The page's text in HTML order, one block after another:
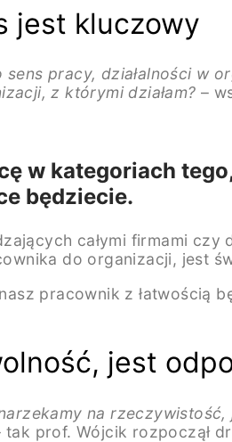
jest kluczowy
pracy, działalności w
z którymi działam? –
w kategoriach
będziecie.
całymi firmami
do organizacji, jest
pracownik z łatwością
jest
na
tak prof. Wójcik rozpoczął